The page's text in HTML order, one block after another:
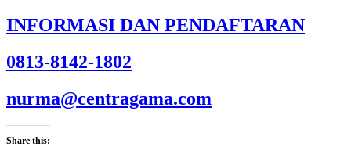
INFORMASI DAN PENDAFTARAN
0813-8142-1802
nurma@centragama.com
Share this: